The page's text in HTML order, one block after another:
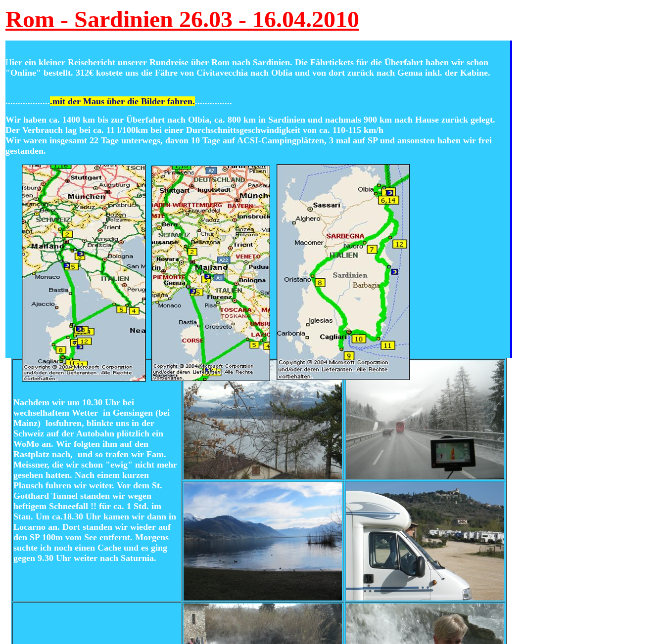
Rom - Sardinien 26.03 - 16.04.2010
Hier ein kleiner Reisebericht unserer Rundreise über Rom nach Sardinien. Die Fährtickets für die Überfahrt haben wir schon
"Online" bestellt. 312€ kostete uns die Fähre von Civitavecchia nach Oblia und von dort zurück nach Genua inkl. der Kabine.
...................mit der Maus über die Bilder fahren................
Wir haben ca. 1400 km bis zur Überfahrt nach Olbia, ca. 800 km in Sardinien und nachmals 900 km nach Hause zurück gelegt.
Der Verbrauch lag bei ca. 11 l/100km bei einer Durchschnittsgeschwindigkeit von ca. 110-115 km/h
Wir waren insgesamt 22 Tage unterwegs, davon 10 Tage auf ACSI-Campingplätzen, 3 mal auf SP und ansonsten haben wir frei
gestanden.
Nachdem wir um 10.30 Uhr bei
wechselhaftem Wetter in Gensingen (bei
Mainz) losfuhren, blinkte uns in der
Schweiz auf der Autobahn plötzlich ein
WoMo an. Wir folgten ihm auf den
Rastplatz nach, und so trafen wir Fam.
Meissner, die wir schon "ewig" nicht mehr
gesehen hatten. Nach einem kurzen
Plausch fuhren wir weiter. Vor dem St.
Gotthard Tunnel standen wir wegen
heftigem Schneefall !! für ca. 1 Std. im
Stau. Um ca.18.30 Uhr kamen wir dann in
Locarno an. Dort standen wir wieder auf
den SP 100m vom See entfernt. Morgens
suchte ich noch einen Cache und es ging
gegen 9.30 Uhr weiter nach Saturnia.